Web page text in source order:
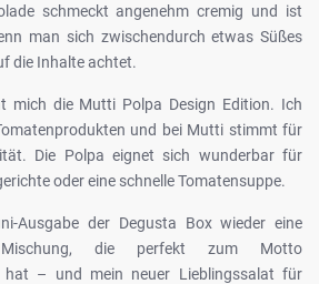
schmeckt angenehm cremig und ist
man sich zwischendurch etwas Süßes
die Inhalte achtet.
mich die Mutti Polpa Design Edition. Ich
und bei Mutti stimmt für
Die Polpa eignet sich wunderbar für
oder eine schnelle Tomatensuppe.
Ausgabe der Degusta Box wieder eine
Mischung, die perfekt zum Motto
hat – und mein neuer Lieblingssalat für